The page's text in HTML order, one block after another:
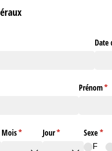
Date
Prénom*
Mois*
(requis) Jour*
(requis) Sexe*
F